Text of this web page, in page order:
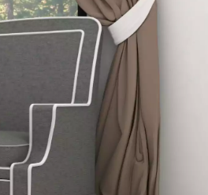
PRODUKDIGITAL
UNDUH KATALOG
PENERAPANKERAMIK
DINDING
LANTAI